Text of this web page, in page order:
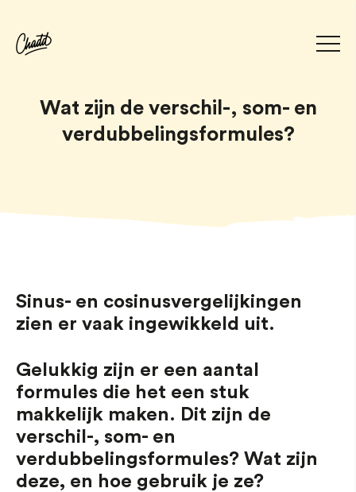
Wat zijn de verschil-, som- en
verdubbelingsformules?
Sinus- en cosinusvergelijkingen
zien er vaak ingewikkeld uit.
Gelukkig zijn er een aantal
formules die het een stuk
makkelijk maken. Dit zijn de
verschil-, som- en
verdubbelingsformules? Wat zijn
deze, en hoe gebruik je ze?